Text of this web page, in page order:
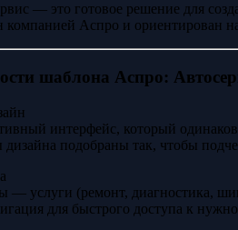
— это готовое решение для
компанией Аспро и ориентирован
шаблона Аспро:
интерфейс, который
подобраны так, чтобы
— услуги (ремонт, диагностика,
для быстрого доступа к